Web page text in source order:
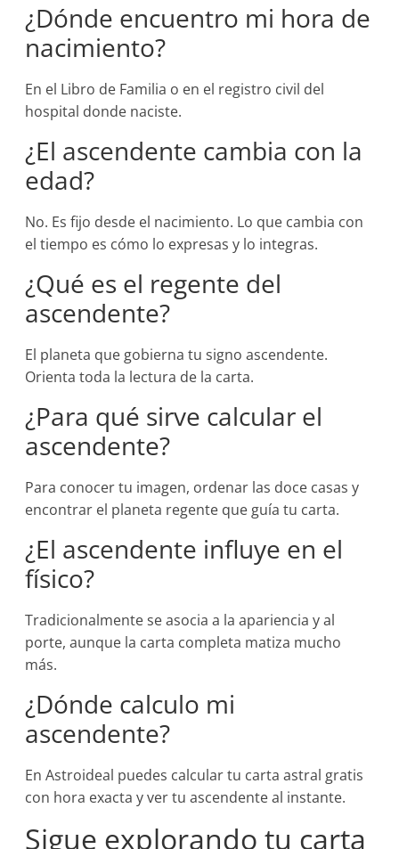
¿Dónde encuentro mi hora de
nacimiento?
En el Libro de Familia o en el registro civil del
hospital donde naciste.
¿El ascendente cambia con la
edad?
No. Es fijo desde el nacimiento. Lo que cambia con
el tiempo es cómo lo expresas y lo integras.
¿Qué es el regente del
ascendente?
El planeta que gobierna tu signo ascendente.
Orienta toda la lectura de la carta.
¿Para qué sirve calcular el
ascendente?
Para conocer tu imagen, ordenar las doce casas y
encontrar el planeta regente que guía tu carta.
¿El ascendente influye en el
físico?
Tradicionalmente se asocia a la apariencia y al
porte, aunque la carta completa matiza mucho
más.
¿Dónde calculo mi
ascendente?
En Astroideal puedes calcular tu carta astral gratis
con hora exacta y ver tu ascendente al instante.
Sigue explorando tu carta